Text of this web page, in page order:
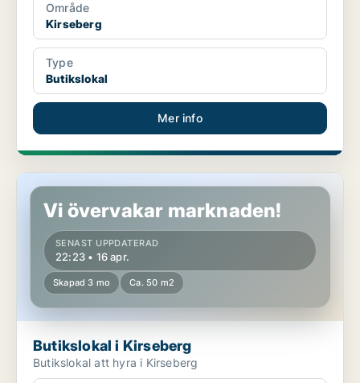
Område
Kirseberg
Type
Butikslokal
Mer info
Butikslokal i Kirseberg
Vi övervakar marknaden!
SENAST UPPDATERAD
22:23 • 16 apr.
Skapad 3 mo Ca. 50 m2
Butikslokal i Kirseberg
Butikslokal att hyra i Kirseberg